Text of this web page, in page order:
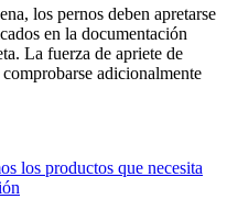
los pernos deben apretarse
en la documentación
La fuerza de apriete de
adicionalmente
los productos que necesita